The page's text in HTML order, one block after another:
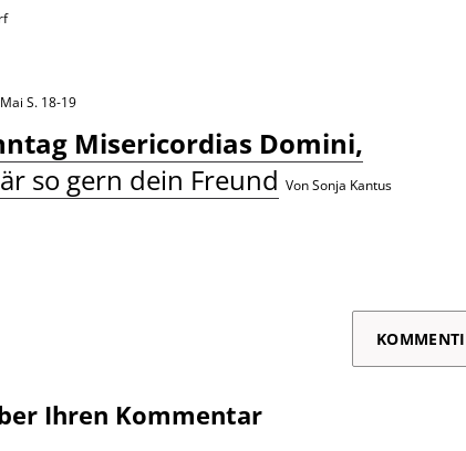
S. 18-19
Misericordias Domini,
so gern dein Freund Von Sonja Kantus
Ihren Kommentar